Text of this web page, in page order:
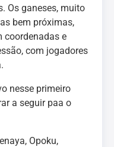
Os ganeses, muito
bem próximas,
coordenadas e
com jogadores
nesse primeiro
a seguir paa o
Opoku,